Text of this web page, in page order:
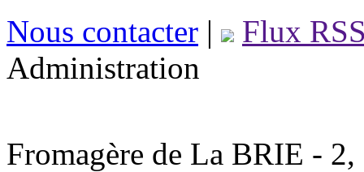
Nous contacter |
Flux
Administration
Fromagère de La BRIE -